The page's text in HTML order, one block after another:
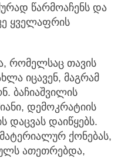
წარმოაჩენს და
ყველაფრის
რომელსაც თავის
იცავენ, მაგრამ
ბაჩიაშვილის
დემოკრატიის
დაცვას დაიწყებს.
ქონებას,
ათეთრებდა,